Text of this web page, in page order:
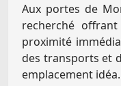
Aux portes de
recherché
proximité
des transports et
emplacement